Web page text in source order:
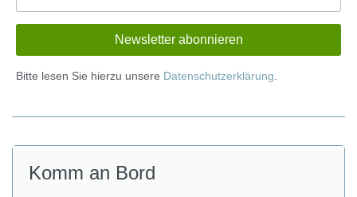
Bitte lesen Sie hierzu unsere Datenschutzerklärung.
Komm an Bord